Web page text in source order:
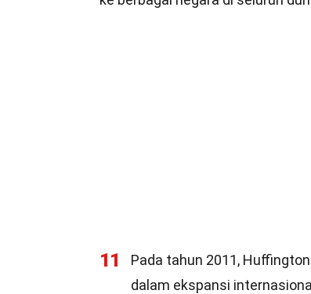
11
Pada tahun 2011,
dalam ekspansi